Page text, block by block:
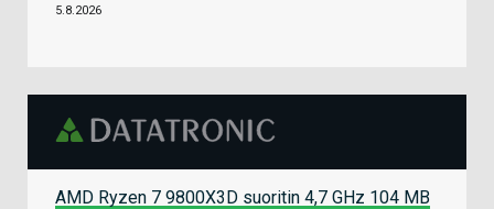
5.8.2026
AMD Ryzen 7 9800X3D suoritin 4,7 GHz 104 MB